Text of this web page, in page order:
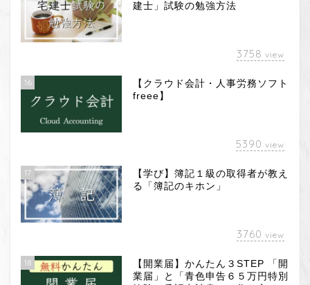
建士」試験の勉強方法
3758 view
16
【クラウド会計・人事労務ソフト
freee】
5390 view
17
【学び】簿記１級の取得者が教え
る「簿記のキホン」
3760 view
18
【開業届】かんたん３STEP 「開
業届」と「青色申告６５万円特別